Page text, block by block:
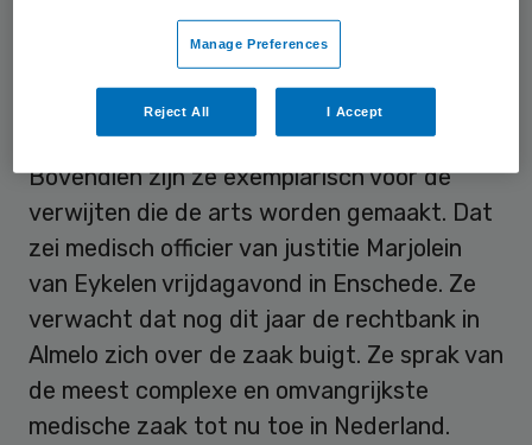
Tegen de arts bestaan meer dan dertig
individuele verdenkingen, maar volgens het
OM zijn de negen zaken die nu aanhangig
gemaakt zijn, de meest kansrijke.
Bovendien zijn ze exemplarisch voor de
verwijten die de arts worden gemaakt. Dat
zei medisch officier van justitie Marjolein
van Eykelen vrijdagavond in Enschede. Ze
verwacht dat nog dit jaar de rechtbank in
Almelo zich over de zaak buigt. Ze sprak van
de meest complexe en omvangrijkste
medische zaak tot nu toe in Nederland.
Manage Preferences
Reject All I Accept